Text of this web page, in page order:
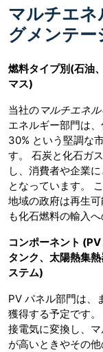
マルチエ
グメンテー
燃料タイプ別 (石油
マス)
当社のマルチエネ
エネルギー部門は
30% という堅調な
す。 石炭と化石ガ
し、消費者や企業
となっています。
地域の政府は再生
も化石燃料の輸入
コンポーネント (PV
タンク、太陽熱集
ステム)
PV パネル部門は、
獲得する予定です
接電気に変換し、
が高いときやその